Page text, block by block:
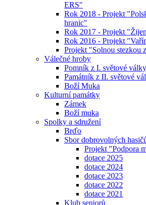
ERS"
Rok 2018 - Projekt
hranic"
Rok 2017 - Projekt
Rok 2016 - Projekt
Projekt "Solnou stezkou
Válečné hroby
Pomník z I. světové války
Památník z II. světové
Boží Muka
Kulturní památky
Zámek
Boží muka
Spolky a sdružení
Brďo
Sbor dobrovolných
Projekt "Podpora
dotace 2025
dotace 2024
dotace 2023
dotace 2022
dotace 2021
Klub seniorů